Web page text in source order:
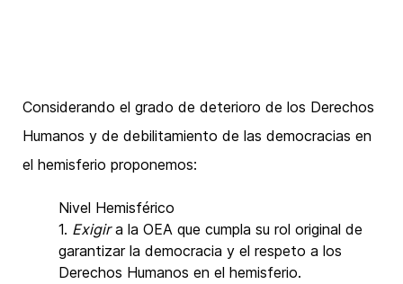
Considerando el grado de deterioro de los Derechos
Humanos y de debilitamiento de las democracias en
el hemisferio proponemos:
Nivel Hemisférico
1. Exigira la OEA que cumpla su rol original de
garantizar la democracia y el respeto a los
Derechos Humanos en el hemisferio.